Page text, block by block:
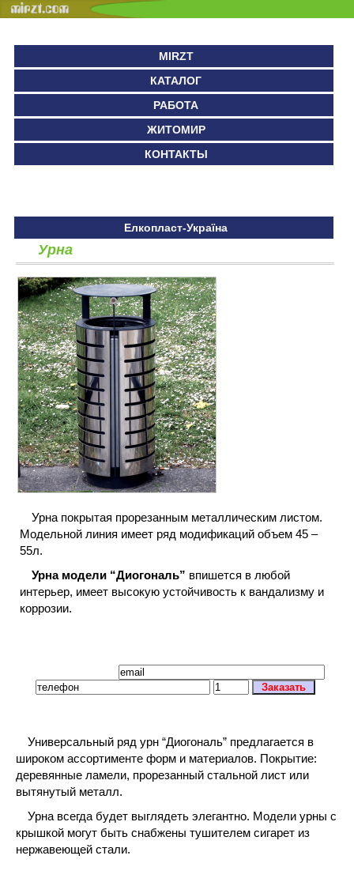
MIRZT
КАТАЛОГ
РАБОТА
ЖИТОМИР
КОНТАКТЫ
Елкопласт-Україна
Урна
Урна покрытая прорезанным металлическим листом.
Модельной линия имеет ряд модификаций объем 45 –
55л.
Урна модели “Диогональ” впишется в любой
интерьер, имеет высокую устойчивость к вандализму и
коррозии.
Универсальный ряд урн “Диогональ” предлагается в
широком ассортименте форм и материалов. Покрытие:
деревянные ламели, прорезанный стальной лист или
вытянутый металл.
Урна всегда будет выглядеть элегантно. Модели урны с
крышкой могут быть снабжены тушителем сигарет из
нержавеющей стали.